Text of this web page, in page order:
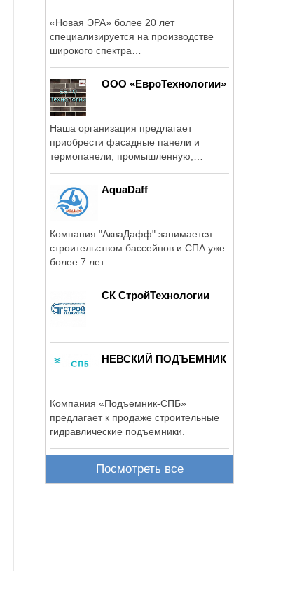
«Новая ЭРА» более 20 лет
специализируется на производстве
широкого спектра
ООО «ЕвроТехнологии»
Наша организация предлагает
приобрести фасадные панели и
термопанели, промышленную,
AquaDaff
Компания "АкваДафф" занимается
строительством бассейнов и СПА уже
более 7 лет.
СК СтройТехнологии
НЕВСКИЙ ПОДЪЕМНИК
Компания «Подъемник-СПБ»
предлагает к продаже строительные
гидравлические подъемники.
Посмотреть все